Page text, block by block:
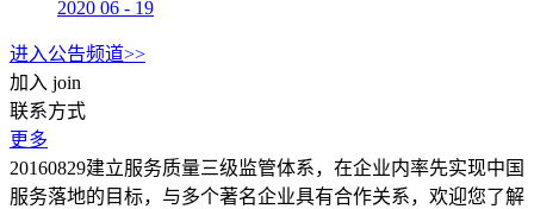
2020 06 - 19
进入公告频道>>
加入 join
联系方式
更多
20160829建立服务质量三级监管体系，在企业内率先实现中国
服务落地的目标，与多个著名企业具有合作关系，欢迎您了解